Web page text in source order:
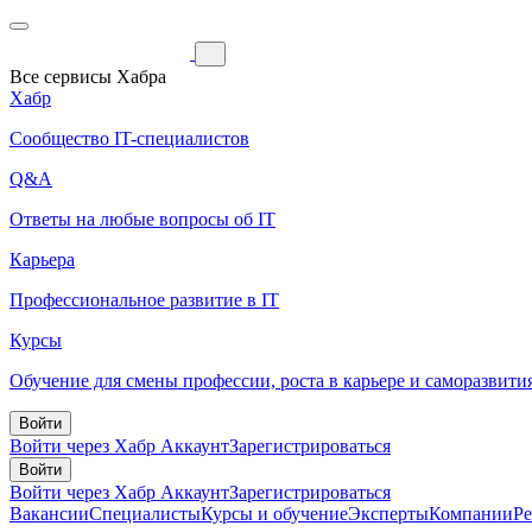
Все сервисы Хабра
Хабр
Сообщество IT-специалистов
Q&A
Ответы на любые вопросы об IT
Карьера
Профессиональное развитие в IT
Курсы
Обучение для смены профессии, роста в карьере и
Войти
Войти через Хабр АккаунтЗарегистрироваться
Войти
Войти через Хабр АккаунтЗарегистрироваться
ВакансииСпециалистыКурсы и обучениеЭкспертыКомпании